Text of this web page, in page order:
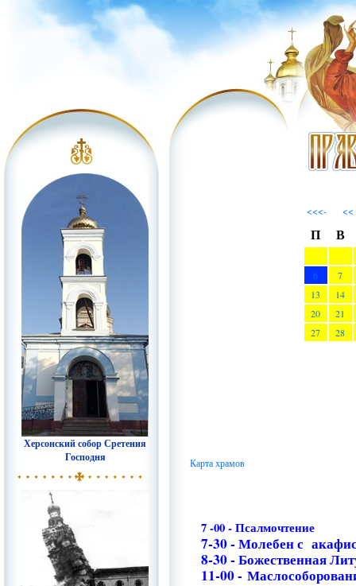
Херсонский собор Сретения
Господня
<<<- <<
П
В
6
7
13
14
20
21
27
28
Карта храмов
7 -00 - Псалмочтение
7-30 - Молебен с
8-30 - Божественная
11-00 -